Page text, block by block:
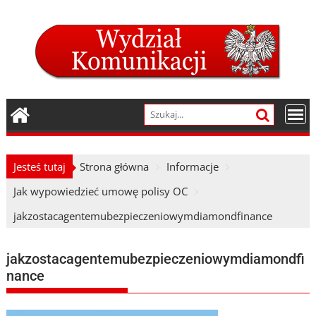
Jesteś tutaj Strona główna
Informacje
Jak wypowiedzieć umowę polisy OC
jakzostacagentemubezpieczeniowymdiamondfinance
jakzostacagentemubezpieczeniowymdiamondfi
nance